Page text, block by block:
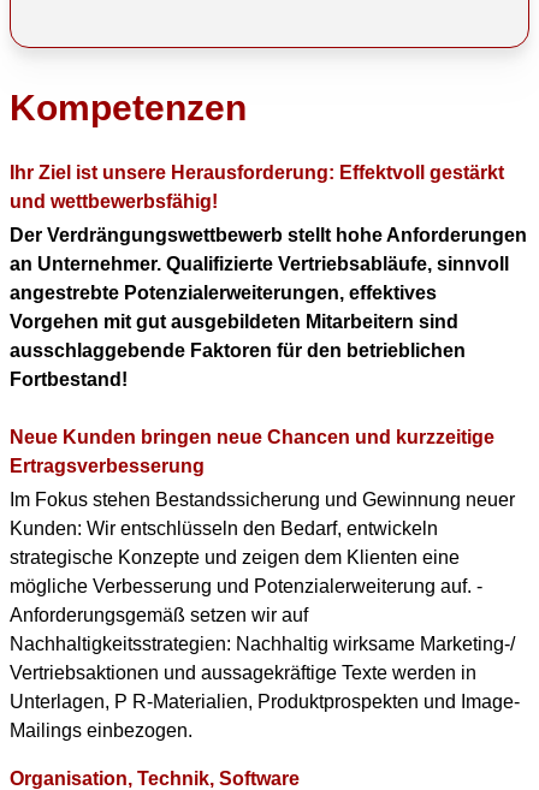
COACHING
DOWNLOAD PDF
BERUFLICHER WERDEGANG
Kompetenzen
Ihr Ziel ist unsere Herausforderung: Effektvoll gestärkt
und wettbewerbsfähig!
Der Verdrängungswettbewerb stellt hohe Anforderungen
an Unternehmer. Qualifizierte Vertriebsabläufe, sinnvoll
angestrebte Potenzialerweiterungen, effektives
Vorgehen mit gut ausgebildeten Mitarbeitern sind
ausschlaggebende Faktoren für den betrieblichen
Fortbestand!
Neue Kunden bringen neue Chancen und kurzzeitige
Ertragsverbesserung
Im Fokus stehen Bestandssicherung und Gewinnung neuer
Kunden: Wir entschlüsseln den Bedarf, entwickeln
strategische Konzepte und zeigen dem Klienten eine
mögliche Verbesserung und Potenzialerweiterung auf. -
Anforderungsgemäß setzen wir auf
Nachhaltigkeitsstrategien: Nachhaltig wirksame Marketing-/
Vertriebsaktionen und aussagekräftige Texte werden in
Unterlagen, P R-Materialien, Produktprospekten und Image-
Mailings einbezogen.
Organisation, Technik, Software